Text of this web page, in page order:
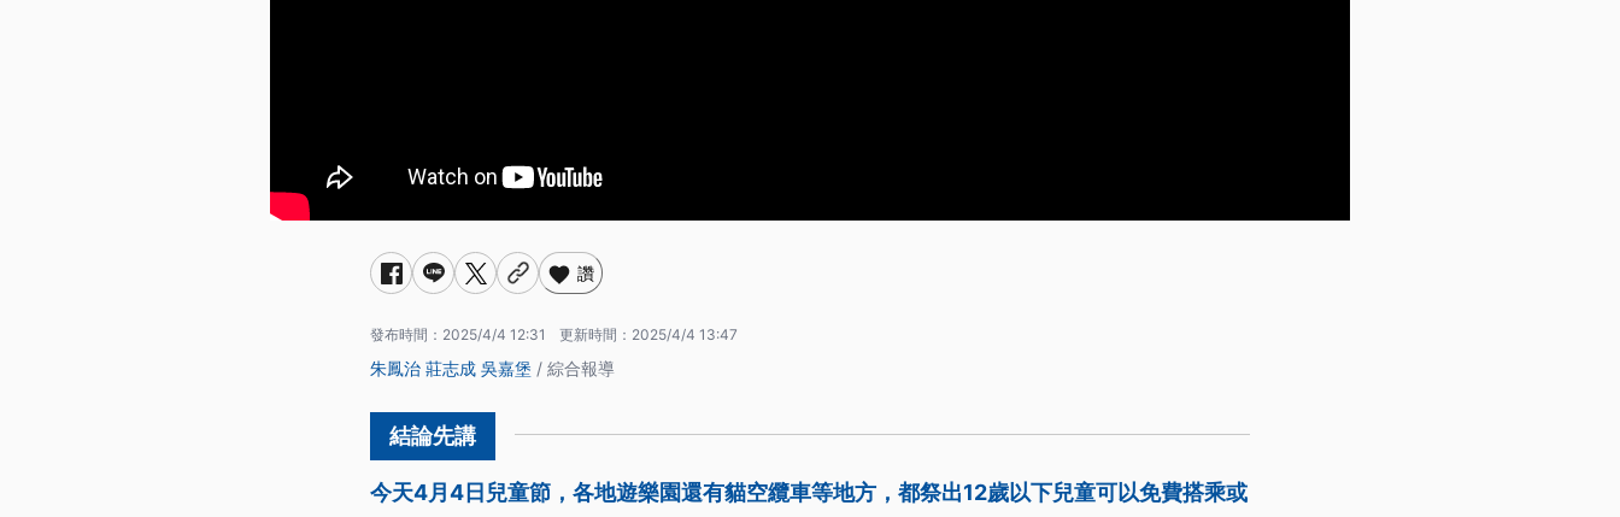
讚
發布時間： 2025/4/4 12:31 更新時間： 2025/4/4 13:47
朱鳳治 莊志成 吳嘉堡 / 綜合報導
今天4月4日兒童節，各地遊樂園還有貓空纜車等地方，都祭出12歲以下兒童可以免費搭乘或